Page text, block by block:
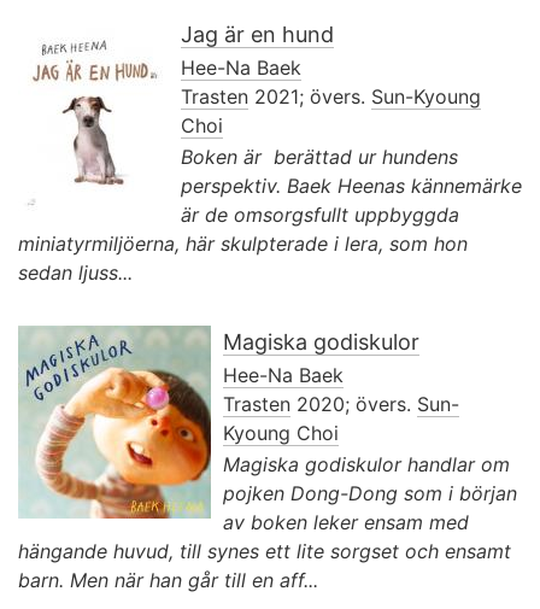
Jag är en hund
Hee-Na Baek
Trasten 2021; övers. Sun-Kyoung
Choi
Boken är berättad ur hundens
perspektiv. Baek Heenas kännemärke
är de omsorgsfullt uppbyggda
miniatyrmiljöerna, här skulpterade i lera, som hon
sedan ljuss...
Magiska godiskulor
Hee-Na Baek
Trasten 2020; övers. Sun-
Kyoung Choi
Magiska godiskulor handlar om
pojken Dong-Dong som i början
av boken leker ensam med
hängande huvud, till synes ett lite sorgset och ensamt
barn. Men när han går till en aff...